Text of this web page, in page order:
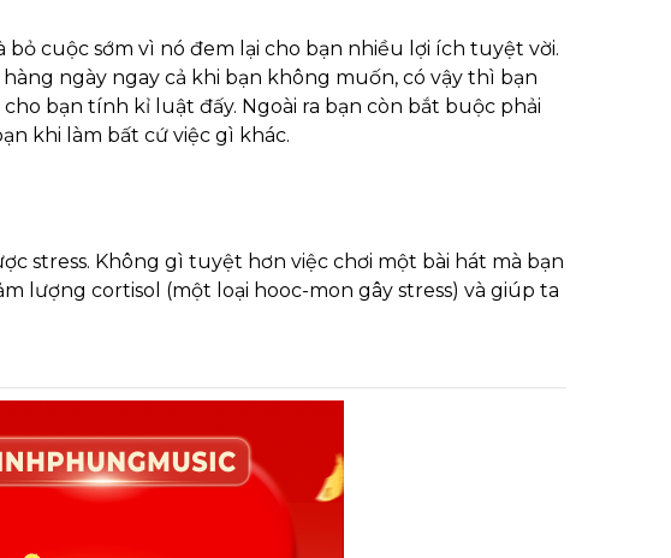
cuộc sớm vì nó đem lại cho bạn nhiều lợi ích tuyệt vời.
ngày ngay cả khi bạn không muốn, có vậy thì bạn
bạn tính kỉ luật đấy. Ngoài ra bạn còn bắt buộc phải
khi làm bất cứ việc gì khác.
stress. Không gì tuyệt hơn việc chơi một bài hát mà bạn
lượng cortisol (một loại hooc-mon gây stress) và giúp ta